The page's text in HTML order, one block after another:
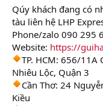
Qúy khách đang có
tàu liên hệ LHP
Phone/zalo 090 295
Website: https://
TP. HCM: 656/11A
Nhiêu Lộc, Quận 3
Cần Thơ: 24
Kiều